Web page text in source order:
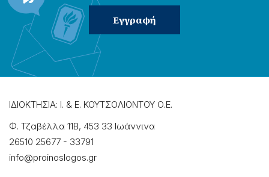
ΙΔΙΟΚΤΗΣΙΑ: Ι. & Ε. ΚΟΥΤΣΟΛΙΟΝΤΟΥ Ο.Ε.
Φ. Τζαβέλλα 11Β, 453 33 Ιωάννɩνα
26510 25677 - 33791
info@proinoslogos.gr